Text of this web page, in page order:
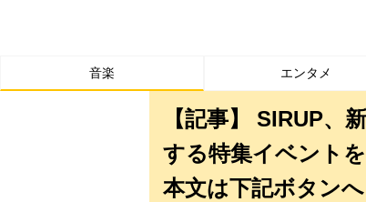
音楽 エンタメ
【記事】 SIRUP、
する特集イベント
本文は下記ボタンへ